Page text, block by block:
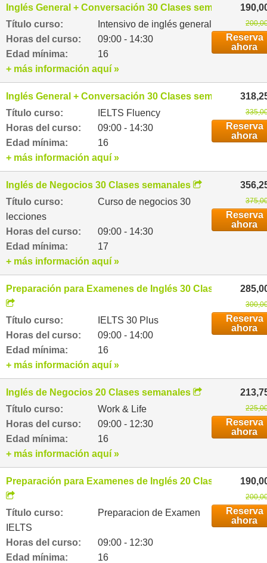
Inglés General + Conversación 30 Clases semanales
Título curso:
Intensivo de inglés general
Horas del curso:
09:00 - 14:30
Edad mínima:
16
Reserva
ahora
+ más información aquí »
Inglés General + Conversación 30 Clases semanales
Título curso:
IELTS Fluency
Horas del curso:
09:00 - 14:30
Edad mínima:
16
Reserva
ahora
+ más información aquí »
Inglés de Negocios 30 Clases semanales
Título curso:
Curso de negocios 30
lecciones
Horas del curso:
09:00 - 14:30
Edad mínima:
17
Reserva
ahora
+ más información aquí »
Preparación para Examenes de Inglés 30 Clases
Título curso:
IELTS 30 Plus
Horas del curso:
09:00 - 14:00
Edad mínima:
16
Reserva
ahora
+ más información aquí »
Inglés de Negocios 20 Clases semanales
Título curso:
Work & Life
Horas del curso:
09:00 - 12:30
Edad mínima:
16
Reserva
ahora
+ más información aquí »
Preparación para Examenes de Inglés 20 Clases
Título curso:
Preparacion de Examen
IELTS
Horas del curso:
09:00 - 12:30
Edad mínima:
16
Reserva
ahora